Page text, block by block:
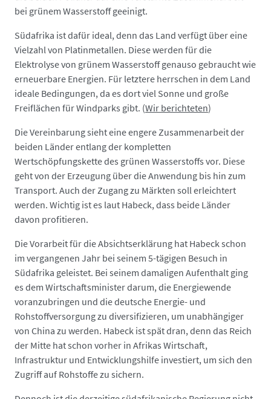
bei grünem Wasserstoff geeinigt.
Südafrika ist dafür ideal, denn das Land verfügt über eine
Vielzahl von Platinmetallen. Diese werden für die
Elektrolyse von grünem Wasserstoff genauso gebraucht wie
erneuerbare Energien. Für letztere herrschen in dem Land
ideale Bedingungen, da es dort viel Sonne und große
Freiflächen für Windparks gibt. (Wir berichteten)
Die Vereinbarung sieht eine engere Zusammenarbeit der
beiden Länder entlang der kompletten
Wertschöpfungskette des grünen Wasserstoffs vor. Diese
geht von der Erzeugung über die Anwendung bis hin zum
Transport. Auch der Zugang zu Märkten soll erleichtert
werden. Wichtig ist es laut Habeck, dass beide Länder
davon profitieren.
Die Vorarbeit für die Absichtserklärung hat Habeck schon
im vergangenen Jahr bei seinem 5-tägigen Besuch in
Südafrika geleistet. Bei seinem damaligen Aufenthalt ging
es dem Wirtschaftsminister darum, die Energiewende
voranzubringen und die deutsche Energie- und
Rohstoffversorgung zu diversifizieren, um unabhängiger
von China zu werden. Habeck ist spät dran, denn das Reich
der Mitte hat schon vorher in Afrikas Wirtschaft,
Infrastruktur und Entwicklungshilfe investiert, um sich den
Zugriff auf Rohstoffe zu sichern.